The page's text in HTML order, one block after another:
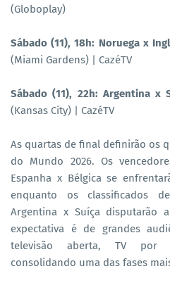
(Globoplay)
Sábado (11), 18h: Noruega x
(Miami Gardens) | CazéTV
Sábado (11), 22h: Argentina x
(Kansas City) | CazéTV
As quartas de final definirão os
do Mundo 2026. Os
Espanha x Bélgica se
enquanto os classificados
Argentina x Suíça disputarão
expectativa é de grandes
televisão aberta, TV por
consolidando uma das fases